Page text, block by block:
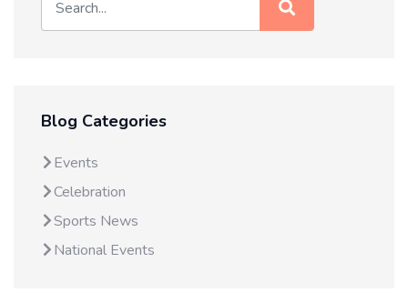
Blog Categories
Events
Celebration
Sports News
National Events